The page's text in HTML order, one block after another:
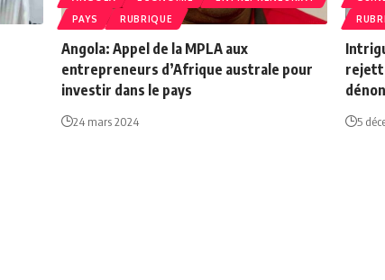
PAYS
RUBRIQUE
Angola: Appel de la MPLA aux
entrepreneurs d’Afrique australe pour
investir dans le pays
24 mars 2024 5